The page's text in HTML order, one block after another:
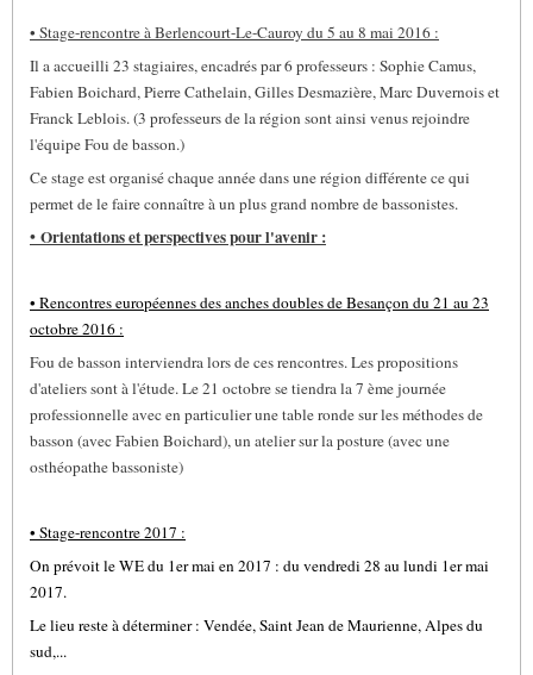
• Stage-rencontre à Berlencourt-Le-Cauroy du 5 au 8 mai 2016 :
Il a accueilli 23 stagiaires, encadrés par 6 professeurs : Sophie Camus,
Fabien Boichard, Pierre Cathelain, Gilles Desmazière, Marc Duvernois et
Franck Leblois. (3 professeurs de la région sont ainsi venus rejoindre
l'équipe Fou de basson.)
Ce stage est organisé chaque année dans une région différente ce qui
permet de le faire connaître à un plus grand nombre de bassonistes.
• Orientations et perspectives pour l'avenir :
• Rencontres européennes des anches doubles de Besançon du 21 au 23
octobre 2016 :
Fou de basson interviendra lors de ces rencontres. Les propositions
d'ateliers sont à l'étude. Le 21 octobre se tiendra la 7 ème journée
professionnelle avec en particulier une table ronde sur les méthodes de
basson (avec Fabien Boichard), un atelier sur la posture (avec une
osthéopathe bassoniste)
• Stage-rencontre 2017 :
On prévoit le WE du 1er mai en 2017 : du vendredi 28 au lundi 1er mai
2017.
Le lieu reste à déterminer : Vendée, Saint Jean de Maurienne, Alpes du
sud,...